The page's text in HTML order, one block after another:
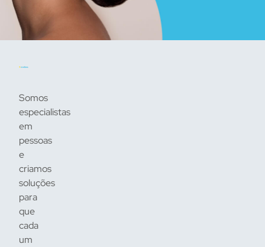
Somos
especialistas
em
pessoas
e
criamos
soluções
para
que
cada
um